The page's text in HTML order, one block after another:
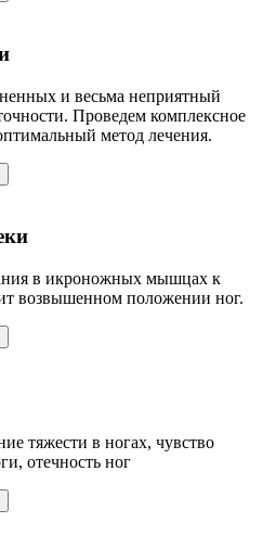
и весьма неприятный
Проведем комплексное
метод лечения.
в икроножных мышцах к
возвышенном положении ног.
тяжести в ногах, чувство
отечность ног